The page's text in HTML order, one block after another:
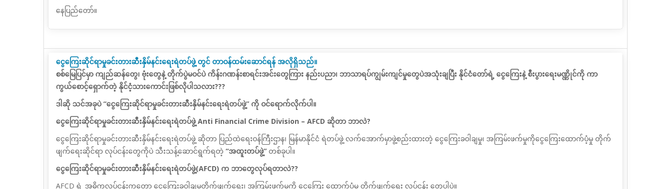
နေပြည်တော်။
ငွေကြေးဆိုင်ရာမှုခင်းတားဆီးနှိမ်နင်းရေးရဲတပ်ဖွဲ့ တွင် တာဝန်ထမ်းဆောင်ရန် အလိုရှိသည်။
စစ်မြေပြင်မှာ ကျည်ဆန်တွေ၊ ဗုံးတွေနဲ့ တိုက်ပွဲမဝင်ပဲ ကိန်းဂဏန်းစာရင်းအင်းတွေကြား နည်းပညာ၊ ဘာသာရပ်ကျွမ်းကျင်မှုတွေပဲအသုံးချပြီး နိုင်ငံတော်ရဲ့ ငွေကြေးနဲ့ စီးပွားရေးမဏ္ဏိုင်ကို ကာ
ကွယ်စောင့်ရှောက်တဲ့ နိုင်ငံ့သားကောင်းဖြစ်လိုပါသလား???
ဒါဆို သင်အခုပဲ “ငွေကြေးဆိုင်ရာမှုခင်းတားဆီးနှိမ်နင်းရေးရဲတပ်ဖွဲ့” ကို ဝင်ရောက်လိုက်ပါ။
ငွေကြေးဆိုင်ရာမှုခင်းတားဆီးနှိမ်နင်းရေးရဲတပ်ဖွဲ့ Anti Financial Crime Division – AFCD ဆိုတာ ဘာလဲ?
ငွေကြေးဆိုင်ရာမှုခင်းတားဆီးနှိမ်နင်းရေးရဲတပ်ဖွဲ့ ဆိုတာ ပြည်ထဲရေးဝန်ကြီးဌာန၊ မြန်မာနိုင်ငံ ရဲတပ်ဖွဲ့ လက်အောက်မှာဖွဲ့စည်းထားတဲ့ ငွေကြေးခဝါချမှု၊ အကြမ်းဖက်မှုကိုငွေကြေးထောက်ပံ့မှု တိုက်
ဖျက်ရေးဆိုင်ရာ လုပ်ငန်းတွေကိုပဲ သီးသန့်ဆောင်ရွက်ရတဲ့ “အထူးတပ်ဖွဲ့” တစ်ခုပါ။
ငွေကြေးဆိုင်ရာမှုခင်းတားဆီးနှိမ်နင်းရေးရဲတပ်ဖွဲ့(AFCD) က ဘာတွေလုပ်ရတာလဲ??
AFCD ရဲ့ အဓိကလုပ်ငန်းကတော့ ငွေကြေးခဝါချမှုတိုက်ဖျက်ရေး၊ အကြမ်းဖက်မှုကို ငွေကြေး ထောက်ပံ့မှု တိုက်ဖျက်ရေး လုပ်ငန်း တွေပါပဲ။